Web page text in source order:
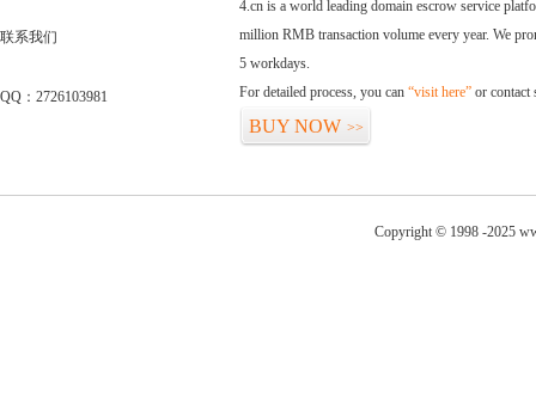
联系我们
QQ：2726103981
4.cn is a world leading domain escrow service
million RMB transaction volume every year. We
5 workdays.
For detailed process, you can “visit here” or contact
BUY NOW >>
Copyright © 1998 -2025